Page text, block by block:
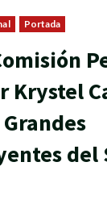
Portada
Krystel
del